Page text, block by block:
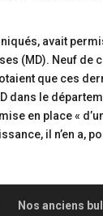
avait
(MD). Neuf de
que ces
dans le
en place «
il n’en a,
Nos anciens